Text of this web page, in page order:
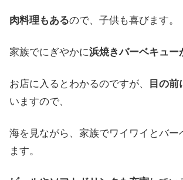
肉料理もあるので、 子供も喜びます。
家族でにぎやかに浜焼きバーベキュー
お店に 入ると わかるのですが、 目の前
いますので、
海を 見ながら 、 家族でワイワイとバー
ます。